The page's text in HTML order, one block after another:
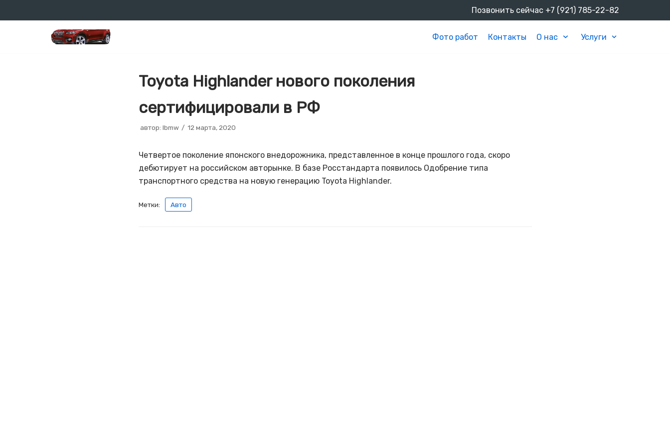
Позвонить сейчас +7 (921) 785-22-82
Фото работ Контакты О нас Услуги
Toyota Highlander нового поколения
сертифицировали в РФ
автор: lbmw 12 марта, 2020
Четвертое поколение японского внедорожника, представленное в конце прошлого года, скоро
дебютирует на российском авторынке. В базе Росстандарта появилось Одобрение типа
транспортного средства на новую генерацию Toyota Highlander.
Метки: Авто